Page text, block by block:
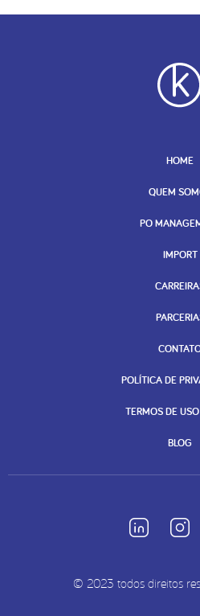
HOME
QUEM
PO
IMPORT
POLÍTICA DE
TERMOS DE
BLOG
© 2023 todos direitos